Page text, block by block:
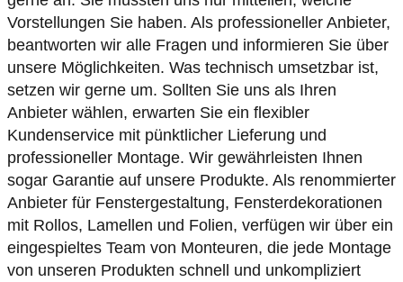
Vorstellungen Sie haben. Als professioneller Anbieter,
beantworten wir alle Fragen und informieren Sie über
unsere Möglichkeiten. Was technisch umsetzbar ist,
setzen wir gerne um. Sollten Sie uns als Ihren
Anbieter wählen, erwarten Sie ein flexibler
Kundenservice mit pünktlicher Lieferung und
professioneller Montage. Wir gewährleisten Ihnen
sogar Garantie auf unsere Produkte. Als renommierter
Anbieter für Fenstergestaltung, Fensterdekorationen
mit Rollos, Lamellen und Folien, verfügen wir über ein
eingespieltes Team von Monteuren, die jede Montage
von unseren Produkten schnell und unkompliziert